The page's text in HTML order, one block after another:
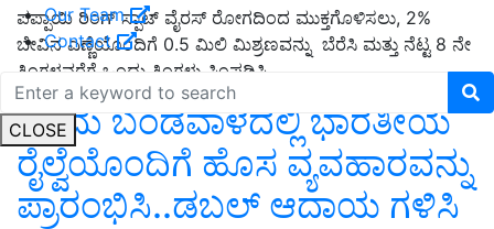
Our Team
Contact
CLOSE
ಪಪ್ಪಾಯಿ ರಿಂಗ್ ಸ್ಪಾಟ್ ವೈರಸ್ ರೋಗದಿಂದ ಮುಕ್ತಗೊಳಿಸಲು, 2%
ಬೇವಿನ ಎಣ್ಣೆಯೊಂದಿಗೆ 0.5 ಮಿಲಿ ಮಿಶ್ರಣವನ್ನು ಬೆರೆಸಿ ಮತ್ತು ನೆಟ್ಟ 8 ನೇ
ತಿಂಗಳವರೆಗೆ ಒಂದು ತಿಂಗಳು ಸಿಂಪಡಿಸಿ.
ಕಡಿಮೆ ಬಂಡವಾಳದಲ್ಲಿ ಭಾರತೀಯ
ರೈಲ್ವೆಯೊಂದಿಗೆ ಹೊಸ ವ್ಯವಹಾರವನ್ನು
ಪ್ರಾರಂಭಿಸಿ..ಡಬಲ್‌ ಆದಾಯ ಗಳಿಸಿ